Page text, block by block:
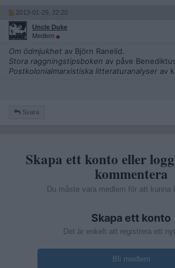
2013-01-29, 22:20
Uncle Duke
Medlem
Om ödmjukhet av Björn Ranelid.
Stora raggningstipsboken av påve
Postkolonialmarxistiska litteraturanalyser av
Svara
Skapa ett konto eller
kommentera
Du måste vara medlem för att kunna
Skapa ett konto
Det är enkelt att registrera ett
Bli medlem